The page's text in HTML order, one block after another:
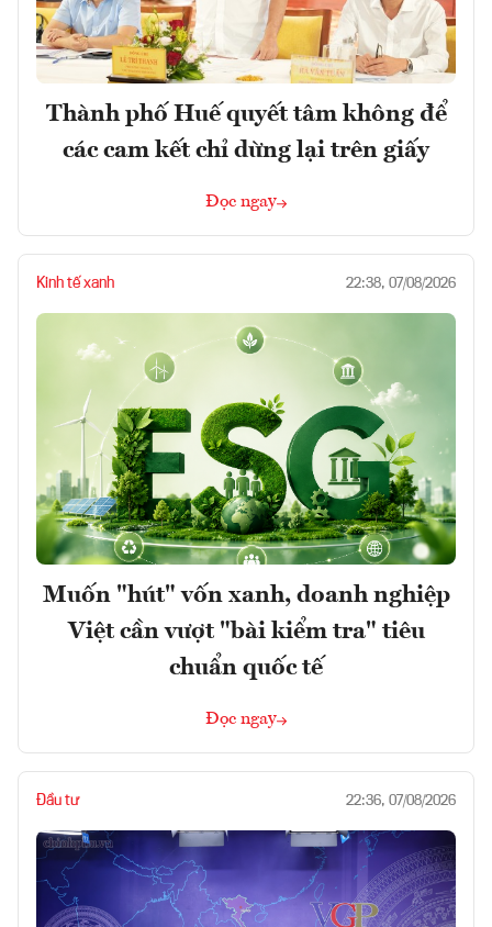
Thành phố Huế quyết tâm không để
các cam kết chỉ dừng lại trên giấy
Đọc ngay
Kinh tế xanh 22:38, 07/08/2026
Muốn "hút" vốn xanh, doanh nghiệp
Việt cần vượt "bài kiểm tra" tiêu
chuẩn quốc tế
Đọc ngay
Đầu tư 22:36, 07/08/2026